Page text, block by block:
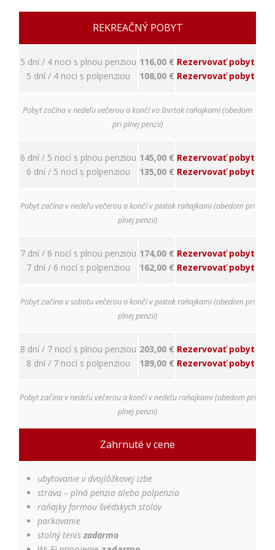
REKREAČNÝ POBYT
5 dní / 4 noci s plnou penziou
5 dní / 4 noci s polpenziou
116,00 €
108,00 €
Rezervovať pobyt
Rezervovať pobyt
Pobyt začína v nedeľu večerou a končí vo štvrtok raňajkami (obedom
pri plnej penzii)
6 dní / 5 nocí s plnou penziou
6 dní / 5 nocí s polpenziou
145,00 €
135,00 €
Rezervovať pobyt
Rezervovať pobyt
Pobyt začína v nedeľu večerou a končí v piatok raňajkami (obedom pri
plnej penzii)
7 dní / 6 nocí s plnou penziou
7 dní / 6 nocí s polpenziou
174,00 €
162,00 €
Rezervovať pobyt
Rezervovať pobyt
Pobyt začína v sobotu večerou a končí v piatok raňajkami (obedom pri
plnej penzii)
8 dní / 7 nocí s plnou penziou
8 dní / 7 nocí s polpenziou
203,00 €
189,00 €
Rezervovať pobyt
Rezervovať pobyt
Pobyt začína v nedeľu večerou a končí v nedeľu raňajkami (obedom pri
plnej penzii)
Zahrnuté v cene
ubytovanie v dvojlôžkovej izbe
strava – plná penzia alebo polpenzia
raňajky formou švédskych stolov
parkovanie
stolný teniszadarmo
prihlásenie,
predvyplnenie
formulárov.
stránka
zaistenie
webu; Právny
oprávnený
záujem
Štatistiky
Pomáhajú
ako
aby sme ju
mohli
cookies
zhromažďujú
anonymne.
vylepšenie
obsahu;
základ:
súhlas
návštevníka